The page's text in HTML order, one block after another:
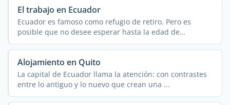
El trabajo en Ecuador
Ecuador es famoso como refugio de retiro. Pero es
posible que no desee esperar hasta la edad de
jubilación ...
Alojamiento en Quito
La capital de Ecuador llama la atención: con contrastes
entre lo antiguo y lo nuevo que crean una ...